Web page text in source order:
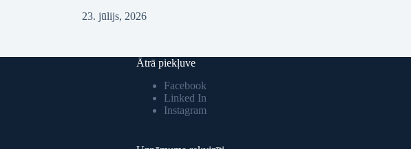
23. jūlijs, 2026
Ātrā piekļuve
Facebook
Linked In
Instagram